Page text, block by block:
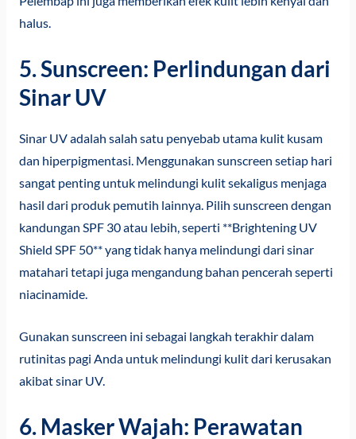
halus.
5. Sunscreen: Perlindungan dari
Sinar UV
Sinar UV adalah salah satu penyebab utama kulit kusam
dan hiperpigmentasi. Menggunakan sunscreen setiap hari
sangat penting untuk melindungi kulit sekaligus menjaga
hasil dari produk pemutih lainnya. Pilih sunscreen dengan
kandungan SPF 30 atau lebih, seperti **Brightening UV
Shield SPF 50** yang tidak hanya melindungi dari sinar
matahari tetapi juga mengandung bahan pencerah seperti
niacinamide.
Gunakan sunscreen ini sebagai langkah terakhir dalam
rutinitas pagi Anda untuk melindungi kulit dari kerusakan
akibat sinar UV.
6. Masker Wajah: Perawatan